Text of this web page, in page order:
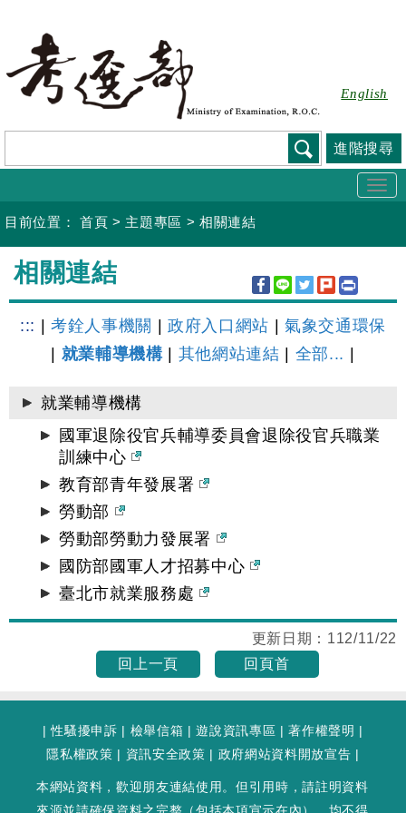
要
容
English
進階搜尋
目前位置： 首頁 > 主題專區 >相關連結
:::
相關連結
::: 考銓人事機關 政府入口網站
氣象交通環保
就業輔導機構| 其他網站連結 全部...
就業輔導機構
國軍退除役官兵輔導委員會退除役官兵職業
訓練中心
教育部青年發展署
勞動部
勞動部勞動力發展署
國防部國軍人才招募中心
臺北市就業服務處
更新日期： 112/11/22
回上一頁
回頁首
|性騷擾申訴 | 檢舉信箱 |遊說資訊專區 |著作權聲明 |
隱私權政策 | 資訊安全政策 | 政府網站資料開放宣告 |
本網站資料，歡迎朋友連結使用。但引用時，請註明資料